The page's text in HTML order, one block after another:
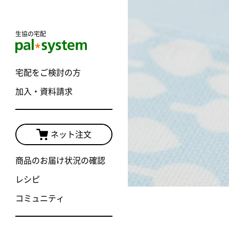
生協の宅配
宅配をご検討の方
加入・資料請求
ネット注文
商品のお届け状況の確認
レシピ
コミュニティ